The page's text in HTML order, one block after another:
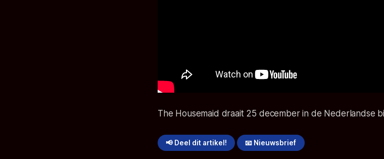
The Housemaid draait 25 december in de Nederlandse
📢 Deel dit artikel! 📧 Nieuwsbrief